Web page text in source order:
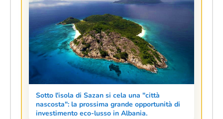
Sotto l'isola di Sazan si cela una "città
nascosta": la prossima grande opportunità di
investimento eco-lusso in Albania.